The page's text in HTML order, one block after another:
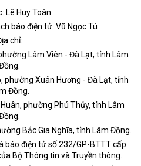
Lê Huy Toàn
báo điện tử: Vũ Ngọc Tú
chỉ:
Lâm Viên - Đà Lạt, tỉnh Lâm
phường Xuân Hương - Đà Lạt, tỉnh
Đồng.
phường Phú Thủy, tỉnh Lâm
Bắc Gia Nghĩa, tỉnh Lâm Đồng.
báo điện tử số 232/GP-BTTT cấp
Bộ Thông tin và Truyền thông.